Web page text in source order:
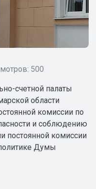
500
счетной палаты
области
комиссии по
и соблюдению
постоянной комиссии
Думы